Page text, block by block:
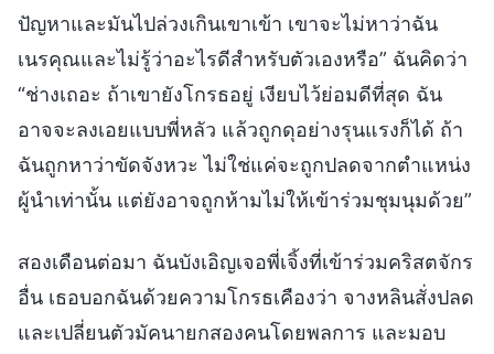
ปัญหาและมันไปล่วงเกินเขาเข้า เขาจะไม่หาว่าฉัน
เนรคุณและไม่รู้ว่าอะไรดีสำหรับตัวเองหรือ” ฉันคิดว่า
“ช่างเถอะ ถ้าเขายังโกรธอยู่ เงียบไว้ย่อมดีที่สุด ฉัน
อาจจะลงเอยแบบพี่หลัว แล้วถูกดุอย่างรุนแรงก็ได้ ถ้า
ฉันถูกหาว่าขัดจังหวะ ไม่ใช่แค่จะถูกปลดจากตำแหน่ง
ผู้นำเท่านั้น แต่ยังอาจถูกห้ามไม่ให้เข้าร่วมชุมนุมด้วย”
สองเดือนต่อมา ฉันบังเอิญเจอพี่เจิ้งที่เข้าร่วมคริสตจักร
อื่น เธอบอกฉันด้วยความโกรธเคืองว่า จางหลินสั่งปลด
และเปลี่ยนตัวมัคนายกสองคนโดยพลการ และมอบ